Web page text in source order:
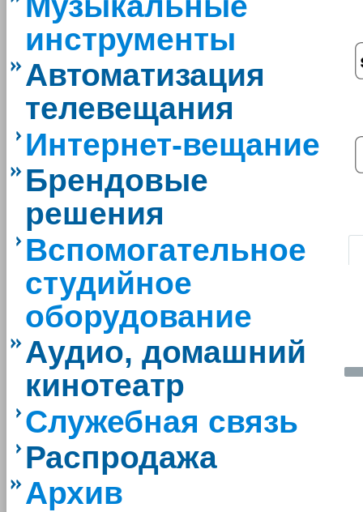
инструменты
Автоматизация
телевещания
Интернет-вещание
Брендовые
решения
Вспомогательное
студийное
оборудование
Аудио, домашний
кинотеатр
Служебная связь
Распродажа
Архив